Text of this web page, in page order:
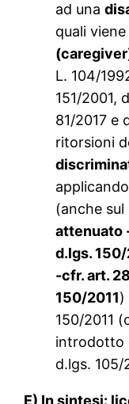
ad una
quali
L. 104/
151/2001,
81/2017 e
ritorsioni
(anche
attenuato
d.lgs.
-cfr. art.
150/2011)
150/2011
introdotto
d.lgs. 105/
E) In sintesi: